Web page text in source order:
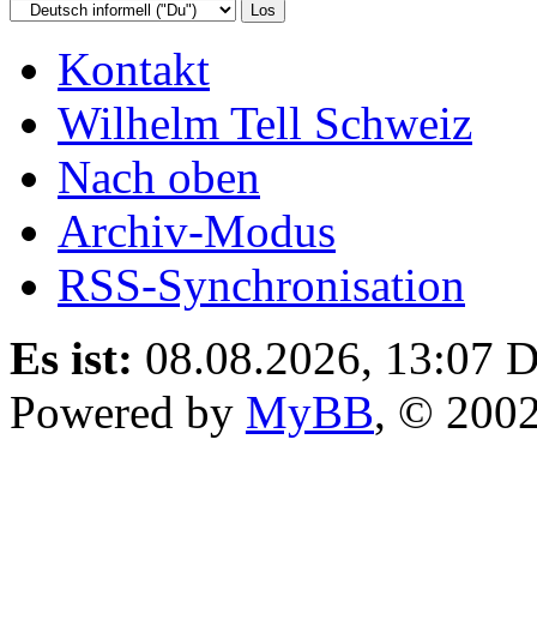
Kontakt
Wilhelm Tell Schweiz
Nach oben
Archiv-Modus
RSS-Synchronisation
Es ist: 08.08.2026, 13:07
Powered by MyBB, ©